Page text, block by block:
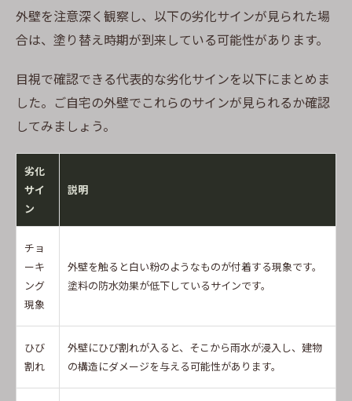
外壁を注意深く観察し、以下の劣化サインが見られた場
合は、塗り替え時期が到来している可能性があります。
目視で確認できる代表的な劣化サインを以下にまとめま
した。ご自宅の外壁でこれらのサインが見られるか確認
してみましょう。
劣化
サイ
ン
説明
チョ
ーキ
ング
現象
外壁を触ると白い粉のようなものが付着する現象です。
塗料の防水効果が低下しているサインです。
ひび
割れ
外壁にひび割れが入ると、そこから雨水が浸入し、建物
の構造にダメージを与える可能性があります。